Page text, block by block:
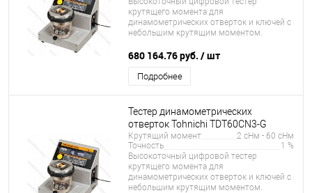
крутящего момента для
динамометрических отверток и ключей с
небольшим крутящим моментом.
680 164.76 руб. / шт
Подробнее
Тестер динамометрических
отверток Tohnichi TDT60CN3-G
Крутящий момент
2 сНм - 60 сНм
Точность
1 %
Высокоточный цифровой тестер
крутящего момента для
динамометрических отверток и ключей с
небольшим крутящим моментом.